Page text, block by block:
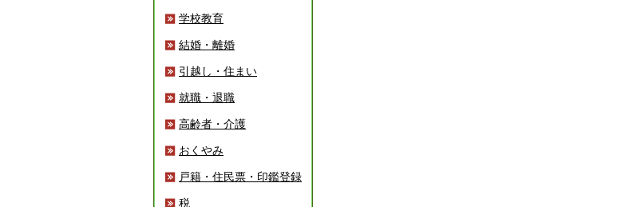
学校教育
結婚・離婚
引越し・住まい
就職・退職
高齢者・介護
おくやみ
戸籍・住民票・印鑑登録
税